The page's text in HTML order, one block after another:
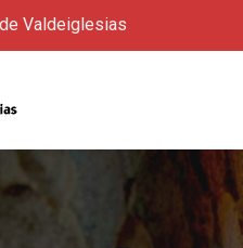
Valdeiglesias